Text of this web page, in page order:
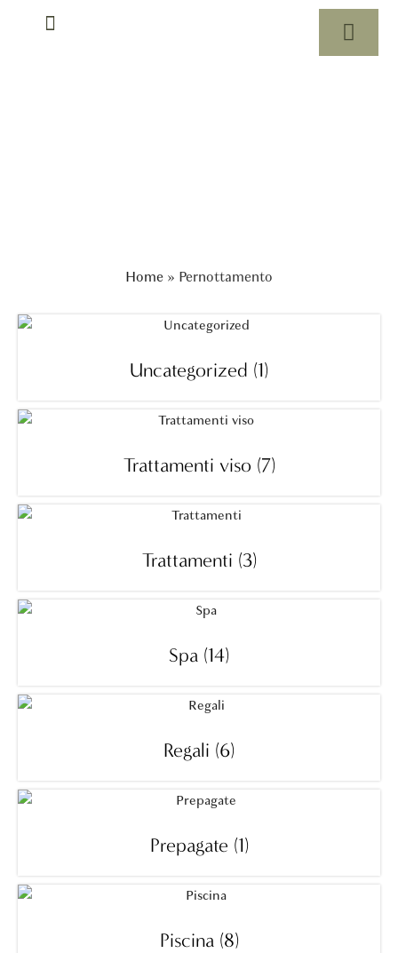
Home » Pernottamento
Uncategorized (1)
Trattamenti viso (7)
Trattamenti (3)
Spa (14)
Regali (6)
Prepagate (1)
Piscina (8)